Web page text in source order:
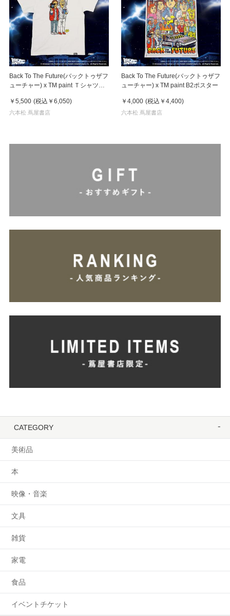
Back To The Future(バックトゥザフ
ューチャー) x TM paint Ｔシャツ
￥5,500 (税込 ￥6,050)
六本松 蔦屋書店
Back To The Future(バックトゥザフ
ューチャー) x TM paint B2ポスター
￥4,000 (税込 ￥4,400)
六本松 蔦屋書店
CATEGORY
美術品
本
映像・音楽
文具
雑貨
家電
食品
イベントチケット